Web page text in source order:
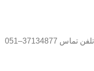
تلفن تماس 37134877–051